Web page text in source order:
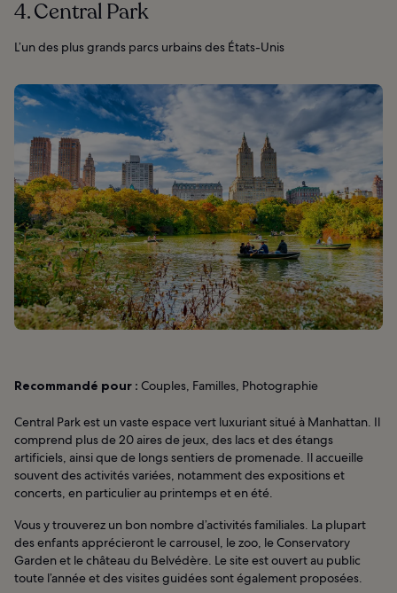
4. Central Park
L’un des plus grands parcs urbains des États-Unis
Recommandé pour : Couples, Familles, Photographie
Central Park est un vaste espace vert luxuriant situé à Manhattan. Il
comprend plus de 20 aires de jeux, des lacs et des étangs
artificiels, ainsi que de longs sentiers de promenade. Il accueille
souvent des activités variées, notamment des expositions et
concerts, en particulier au printemps et en été.
Vous y trouverez un bon nombre d’activités familiales. La plupart
des enfants apprécieront le carrousel, le zoo, le Conservatory
Garden et le château du Belvédère. Le site est ouvert au public
toute l’année et des visites guidées sont également proposées.